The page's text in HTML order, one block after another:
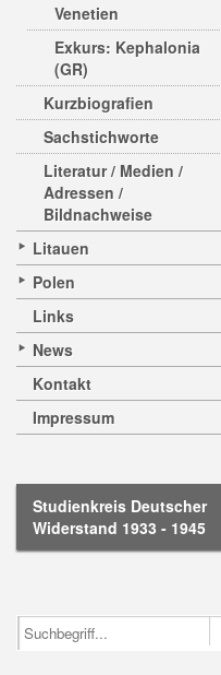
Venetien
Exkurs: Kephalonia
(GR)
Kurzbiografien
Sachstichworte
Literatur / Medien /
Adressen /
Bildnachweise
Litauen
Polen
Links
News
Kontakt
Impressum
Studienkreis Deutscher
Widerstand 1933 - 1945